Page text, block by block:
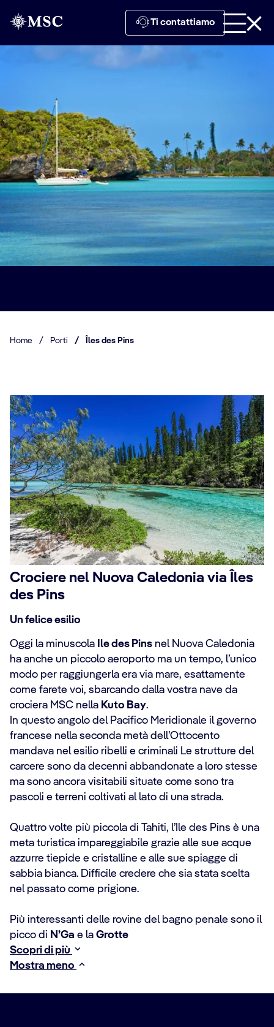
Ti contattiamo
Home / Porti / Îles des Pins
Crociere nel Nuova Caledonia via Îles
des Pins
Un felice esilio
Oggi la minuscola Ile des Pins nel Nuova Caledonia
ha anche un piccolo aeroporto ma un tempo, l’unico
modo per raggiungerla era via mare, esattamente
come farete voi, sbarcando dalla vostra nave da
crociera MSC nella Kuto Bay.
In questo angolo del Pacifico Meridionale il governo
francese nella seconda metà dell’Ottocento
mandava nel esilio ribelli e criminali Le strutture del
carcere sono da decenni abbandonate a loro stesse
ma sono ancora visitabili situate come sono tra
pascoli e terreni coltivati al lato di una strada.
Quattro volte più piccola di Tahiti, l’Ile des Pins è una
meta turistica impareggiabile grazie alle sue acque
azzurre tiepide e cristalline e alle sue spiagge di
sabbia bianca. Difficile credere che sia stata scelta
nel passato come prigione.
Più interessanti delle rovine del bagno penale sono il
picco di N’Ga e la Grotte
Scopri di più
Mostra meno